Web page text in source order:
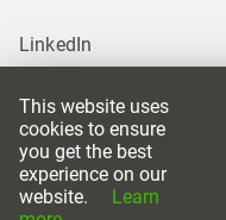
LinkedIn
Powered by
This website uses
cookies to ensure
you get the best
experience on our
website.
Learn